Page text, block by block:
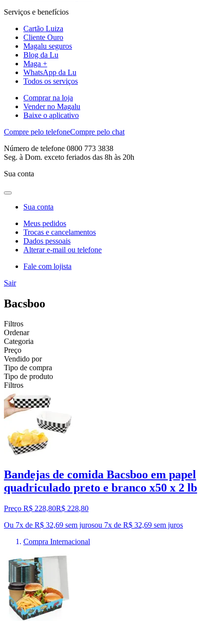
Serviços e benefícios
Cartão Luiza
Cliente Ouro
Magalu seguros
Blog da Lu
Maga +
WhatsApp da Lu
Todos os serviços
Comprar na loja
Vender no Magalu
Baixe o aplicativo
Compre pelo telefoneCompre pelo chat
Número de telefone 0800 773 3838
Seg. à Dom. exceto feriados das 8h às 20h
Sua conta
Sua conta
Meus pedidos
Trocas e cancelamentos
Dados pessoais
Alterar e-mail ou telefone
Fale com lojista
Sair
Bacsboo
Filtros
Ordenar
Categoria
Preço
Vendido por
Tipo de compra
Tipo de produto
Filtros
Bandejas de comida Bacsboo em papel
quadriculado preto e branco x50 x 2 lb
Preço R$ 228,80R$ 228,80
Ou 7x de R$ 32,69 sem jurosou 7x de R$ 32,69 sem juros
Compra Internacional